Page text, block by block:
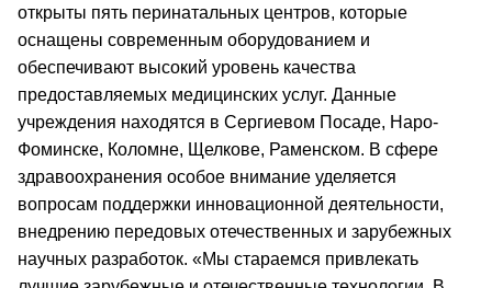
открыты пять перинатальных центров, которые
оснащены современным оборудованием и
обеспечивают высокий уровень качества
предоставляемых медицинских услуг. Данные
учреждения находятся в Сергиевом Посаде, Наро-
Фоминске, Коломне, Щелкове, Раменском. В сфере
здравоохранения особое внимание уделяется
вопросам поддержки инновационной деятельности,
внедрению передовых отечественных и зарубежных
научных разработок. «Мы стараемся привлекать